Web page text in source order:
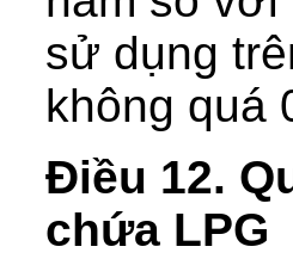
sử dụng
không quá
Điều 12.
chứa LPG